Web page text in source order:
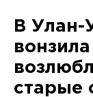
В
старые